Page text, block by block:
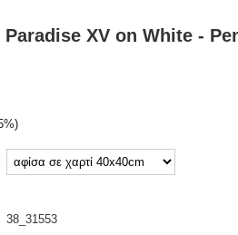
XV on White -
%)
38_31553